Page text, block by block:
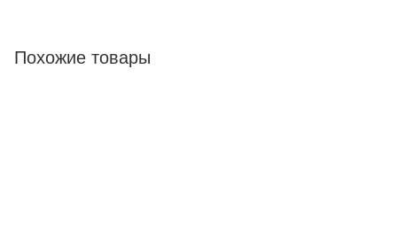
Похожие товары